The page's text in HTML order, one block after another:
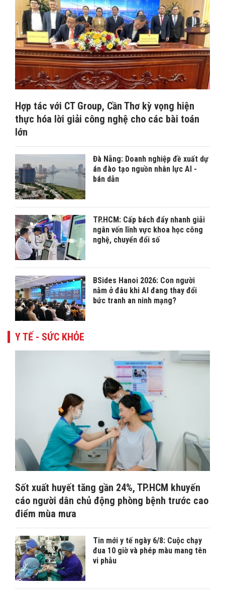
Hợp tác với CT Group, Cần Thơ kỳ vọng hiện
thực hóa lời giải công nghệ cho các bài toán
lớn
Đà Nẵng: Doanh nghiệp đề xuất dự
án đào tạo nguồn nhân lực AI -
bán dẫn
TP.HCM: Cấp bách đẩy nhanh giải
ngân vốn lĩnh vực khoa học công
nghệ, chuyển đổi số
BSides Hanoi 2026: Con người
nằm ở đâu khi AI đang thay đổi
bức tranh an ninh mạng?
Y TẾ - SỨC KHỎE
Sốt xuất huyết tăng gần 24%, TP.HCM khuyến
cáo người dân chủ động phòng bệnh trước cao
điểm mùa mưa
Tin mới y tế ngày 6/8: Cuộc chạy
đua 10 giờ và phép màu mang tên
vi phẫu